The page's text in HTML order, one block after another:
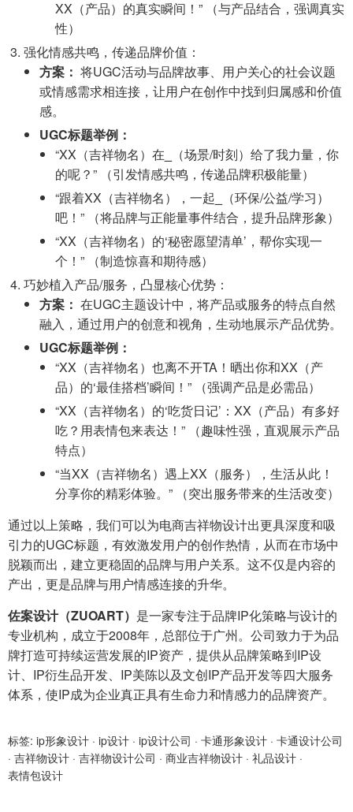
XX（产品）的真实瞬间！” （与产品结合，强调真实
性）
强化情感共鸣，传递品牌价值：
方案： 将UGC活动与品牌故事、用户关心的社会议题
或情感需求相连接，让用户在创作中找到归属感和价值
感。
UGC标题举例：
“XX（吉祥物名）在
（场景/时刻）给了我力量，你
的呢？” （引发情感共鸣，传递品牌积极能量）
“跟着XX（吉祥物名），一起
（环保/公益/学习）
吧！” （将品牌与正能量事件结合，提升品牌形象）
“XX（吉祥物名）的‘秘密愿望清单’，帮你实现一
个！” （制造惊喜和期待感）
巧妙植入产品/服务，凸显核心优势：
方案： 在UGC主题设计中，将产品或服务的特点自然
融入，通过用户的创意和视角，生动地展示产品优势。
UGC标题举例：
“XX（吉祥物名）也离不开TA！晒出你和XX（产
品）的‘最佳搭档’瞬间！” （强调产品是必需品）
“XX（吉祥物名）的‘吃货日记’：XX（产品）有多好
吃？用表情包来表达！” （趣味性强，直观展示产品
特点）
“当XX（吉祥物名）遇上XX（服务），生活从此 ！
分享你的精彩体验。” （突出服务带来的生活改变）
通过以上策略，我们可以为电商吉祥物设计出更具深度和吸
引力的UGC标题，有效激发用户的创作热情，从而在市场中
脱颖而出，建立更稳固的品牌与用户关系。这不仅是内容的
产出，更是品牌与用户情感连接的升华。
佐案设计（ZUOART） 是一家专注于品牌IP化策略与设计的
专业机构，成立于2008年，总部位于广州。公司致力于为品
牌打造可持续运营发展的IP资产，提供从品牌策略到IP设
计、IP衍生品开发、IP美陈以及文创IP产品开发等四大服务
体系，使IP成为企业真正具有生命力和情感力的品牌资产。
标签: ip形象设计 · ip设计 · ip设计公司 · 卡通形象设计 · 卡通设计公司
· 吉祥物设计 · 吉祥物设计公司 · 商业吉祥物设计 · 礼品设计 ·
表情包设计